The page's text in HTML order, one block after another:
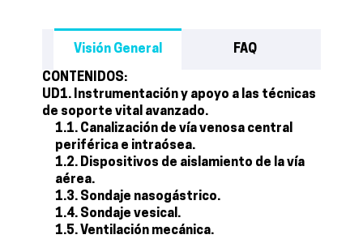
Visión General FAQ
CONTENIDOS:
UD1. Instrumentación y apoyo a las técnicas
de soporte vital avanzado.
1.1. Canalización de vía venosa central
periférica e intraósea.
1.2. Dispositivos de aislamiento de la vía
aérea.
1.3. Sondaje nasogástrico.
1.4. Sondaje vesical.
1.5. Ventilación mecánica.